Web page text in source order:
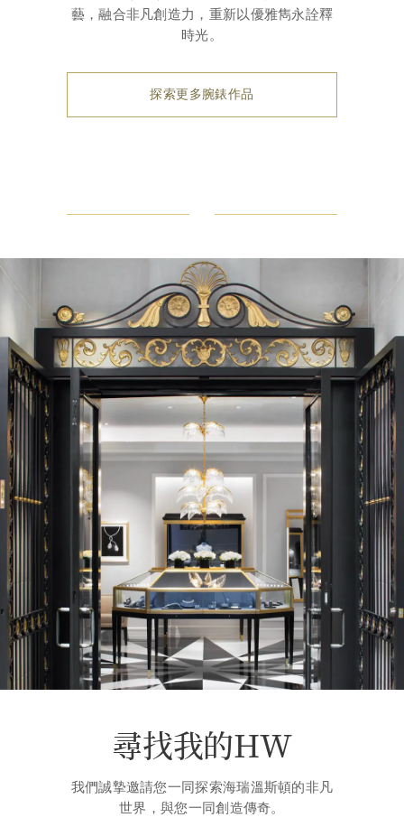
藝，融合非凡創造力，重新以優雅雋永詮釋
時光。
探索更多腕錶作品
尋找我的HW
我們誠摯邀請您一同探索海瑞溫斯頓的非凡
世界，與您一同創造傳奇。